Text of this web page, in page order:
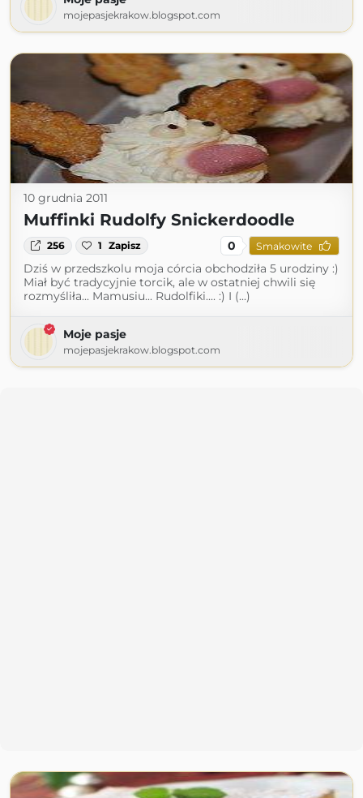
mojepasjekrakow.blogspot.com
10 grudnia 2011
Muffinki Rudolfy Snickerdoodle
256 1 Zapisz 0 Smakowite
Dziś w przedszkolu moja córcia obchodziła 5 urodziny :)
Miał być tradycyjnie torcik, ale w ostatniej chwili się
rozmyśliła... Mamusiu... Rudolfiki.... :) I (...)
Moje pasje
mojepasjekrakow.blogspot.com